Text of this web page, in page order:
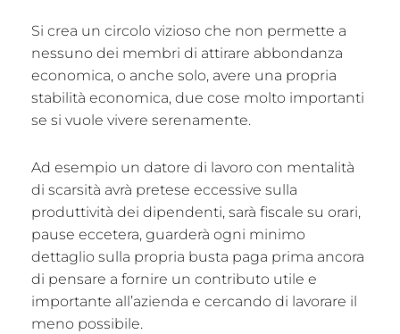
Si crea un circolo vizioso che non permette a
nessuno dei membri di attirare abbondanza
economica, o anche solo, avere una propria
stabilità economica, due cose molto importanti
se si vuole vivere serenamente.
Ad esempio un datore di lavoro con mentalità
di scarsità avrà pretese eccessive sulla
produttività dei dipendenti, sarà fiscale su orari,
pause eccetera, guarderà ogni minimo
dettaglio sulla propria busta paga prima ancora
di pensare a fornire un contributo utile e
importante all’azienda e cercando di lavorare il
meno possibile.